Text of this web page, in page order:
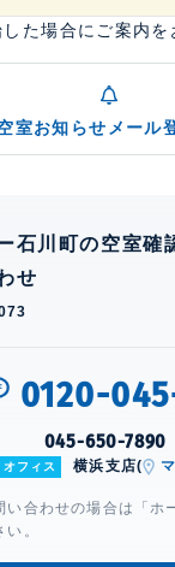
た場合にご案内を
室お知らせメール
石川町の空室確
せ
0120-
045-650-7890
オフィス 横浜支店(
合わせの場合は「ホ
。